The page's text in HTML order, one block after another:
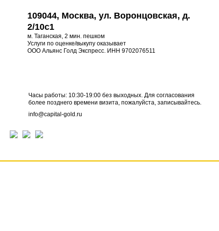
109044, Москва, ул. Воронцовская, д.
2/10с1
м. Таганская, 2 мин. пешком
Услуги по оценке/выкупу оказывает
ООО Альянс Голд Экспресс. ИНН 9702076511
Часы работы: 10:30-19:00 без выходных. Для согласования
более позднего времени визита, пожалуйста, записывайтесь.
info@capital-gold.ru